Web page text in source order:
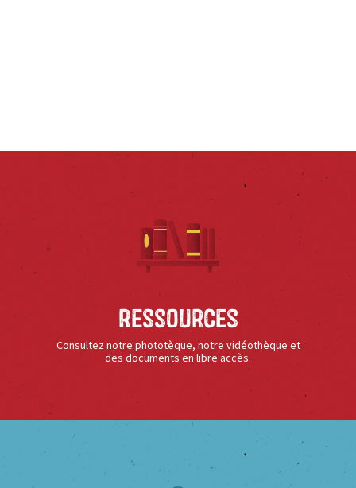
Ressources
Consultez notre phototèque, notre vidéothèque et
des documents en libre accès.